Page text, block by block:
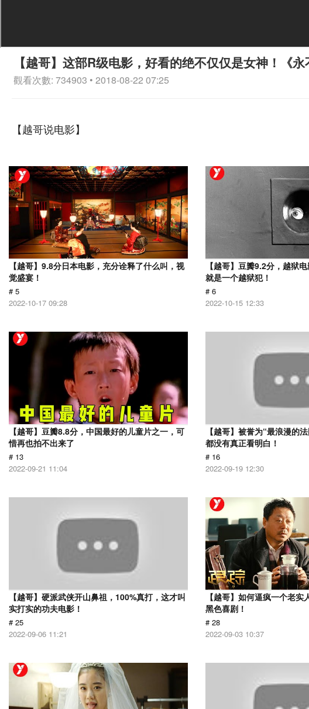
【越哥】这部R级电影，好看的绝不仅仅是女神！《永
觀看次數: 734903 • 2018-08-22 07:25
【越哥说电影】
【越哥】9.8分日本电影，充分诠释了什么叫，视
觉盛宴！
# 5
2022-10-17 09:28
【越哥】豆瓣9.2分，越狱
就是一个越狱犯！
# 6
2022-10-15 12:33
【越哥】豆瓣8.8分，中国最好的儿童片之一，可
惜再也拍不出来了
# 13
2022-09-21 11:04
【越哥】被誉为“最浪漫的
都没有真正看明白！
# 16
2022-09-19 12:30
【越哥】硬派武侠开山鼻祖，100%真打，这才叫
实打实的功夫电影！
# 25
2022-09-06 11:21
【越哥】如何逼疯一个老
黑色喜剧！
# 28
2022-09-03 10:37